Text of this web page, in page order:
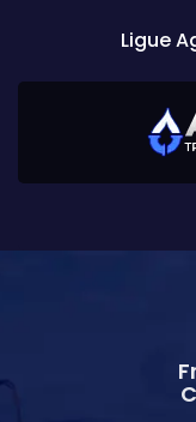
Ligue